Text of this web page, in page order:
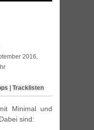
2016,
Tracklisten
Minimal und
sind: